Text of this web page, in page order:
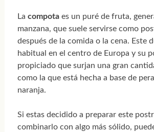
La compotaes un puré de fruta,
manzana, que suele servirse como
después de la comida o la cena. Este
habitual en el centro de Europa y su
propiciado que surjan una gran
como la que está hecha a base de
naranja.
Si estas decidido a preparar este
combinarlo con algo más sólido,